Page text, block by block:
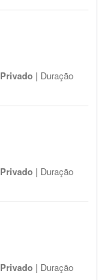
Privado | Duração
Privado | Duração
Privado | Duração